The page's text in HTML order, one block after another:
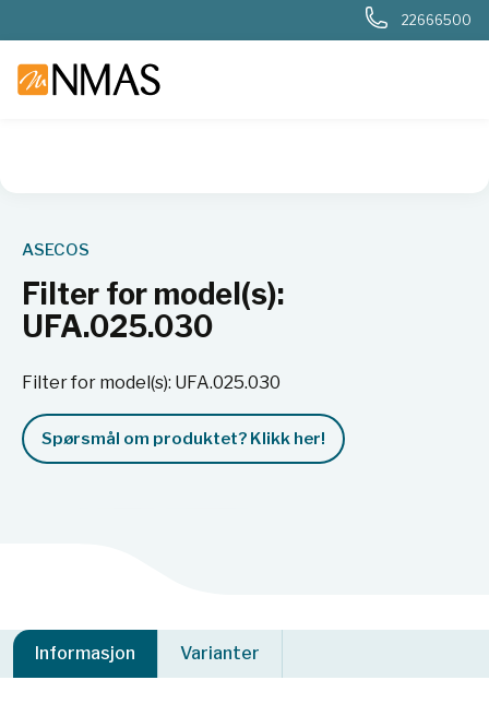
22666500
ASECOS
Filter for model(s):
UFA.025.030
Filter for model(s): UFA.025.030
Spørsmål om produktet? Klikk her!
Informasjon Varianter